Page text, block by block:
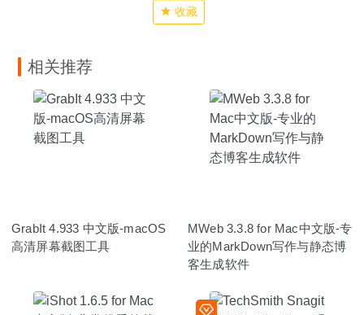
收藏
相关推荐
GrabIt 4.933 中文版-macOS
高清屏幕截图工具
MWeb 3.3.8 for Mac中文版-专
业的MarkDown写作与静态博
客生成软件